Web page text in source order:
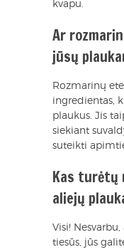
kvapu.
Ar
jūsų
Rozmarinų
ingredientas,
plaukus. Jis
siekiant
suteikti
Kas turėtų
aliejų
Visi!
tiesūs, jūs